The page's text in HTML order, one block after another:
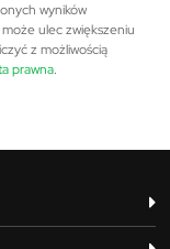
wyników
ulec zwiększeniu
z możliwością
prawna.